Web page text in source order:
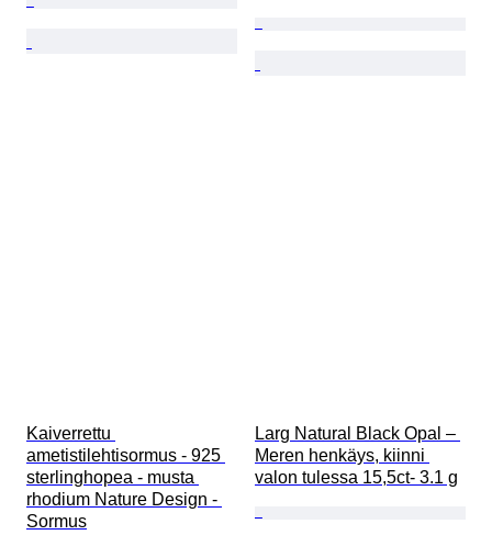
Kaiverrettu
ametistilehtisormus - 925
sterlinghopea - musta
rhodium Nature Design -
Sormus
Larg Natural Black Opal –
Meren henkäys, kiinni
valon tulessa 15,5ct- 3.1 g